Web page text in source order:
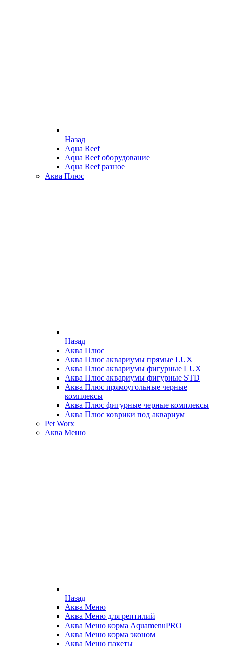
Назад
Aqua Reef
Aqua Reef оборудование
Aqua Reef разное
Аква Плюс
Назад
Аква Плюс
Аква Плюс аквариумы прямые LUX
Аква Плюс аквариумы фигурные LUX
Аква Плюс аквариумы фигурные STD
Аква Плюс прямоугольные черные
комплексы
Аква Плюс фигурные черные комплексы
Аква Плюс коврики под аквариум
Pet Worx
Аква Меню
Назад
Аква Меню
Аква Меню для рептилий
Аква Меню корма AquamenuPRO
Аква Меню корма эконом
Аква Меню пакеты